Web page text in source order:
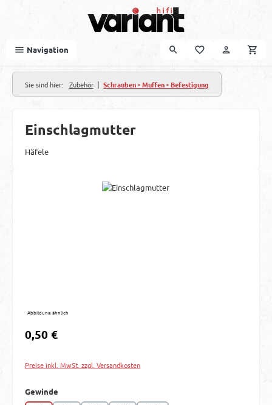
Navigation
Sie sind hier: Zubehör | Schrauben - Muffen - Befestigung
Einschlagmutter
Häfele
Bildergalerie überspringen
Abbildung ähnlich
Regulärer Preis:
0,50 €
Preise inkl. MwSt. zzgl. Versandkosten
Gewinde